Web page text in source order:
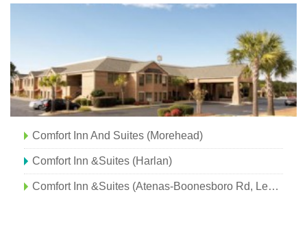
Comfort Inn And Suites (Morehead)
Comfort Inn &Suites (Harlan)
Comfort Inn &Suites (Atenas-Boonesboro Rd, Lexington)